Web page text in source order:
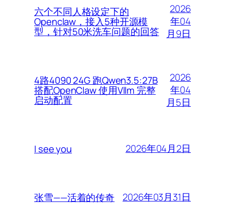
六个不同人格设定下的
Openclaw，接入5种开源模
型，针对50米洗车问题的回答
2026
年04
月9日
4路4090 24G 跑Qwen3.5:27B
搭配OpenClaw 使用Vllm 完整
启动配置
2026
年04
月5日
I see you 2026年04月2日
张雪——活着的传奇 2026年03月31日